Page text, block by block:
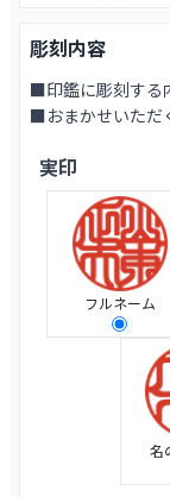
彫刻内容
■印鑑に彫刻する
■おまかせいただ
実印
フルネーム
名